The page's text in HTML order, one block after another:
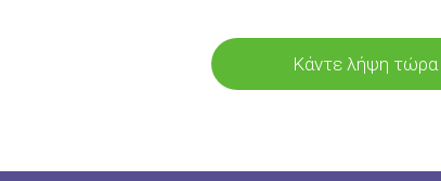
Κάντε λήψη τώρα